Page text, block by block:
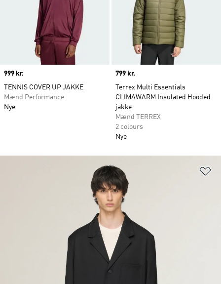
Price
999 kr.
TENNIS COVER UP JAKKE
Mænd Performance
Nye
Price
799 kr.
Terrex Multi Essentials
CLIMAWARM Insulated Hooded
jakke
Mænd TERREX
2 colours
Nye